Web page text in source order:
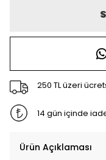
250 TL üzeri
14 gün içinde
Ürün Açıklaması